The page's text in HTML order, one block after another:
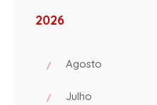
2026
Agosto
Julho